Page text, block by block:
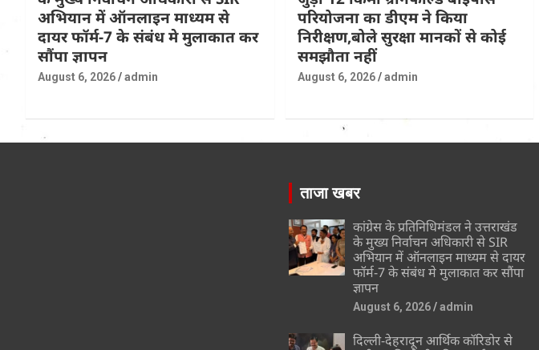
अभियान में ऑनलाइन माध्यम से
दायर फॉर्म-7 के संबंध मे मुलाकात कर
सौंपा ज्ञापन
August 6, 2026 admin
परियोजना का डीएम ने किया
निरीक्षण,बोले सुरक्षा मानकों से कोई
समझौता नहीं
August 6, 2026 admin
ताजा खबर
कांग्रेस के प्रतिनिधिमंडल ने उत्तराखंड
के मुख्य निर्वाचन अधिकारी से SIR
अभियान में ऑनलाइन माध्यम से दायर
फॉर्म-7 के संबंध मे मुलाकात कर सौंपा
ज्ञापन
August 6, 2026 admin
दिल्ली-देहरादून आर्थिक कॉरिडोर से